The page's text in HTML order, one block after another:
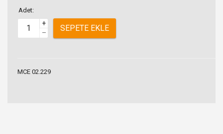
Adet:
+
–
SEPETE EKLE
MCE 02.229